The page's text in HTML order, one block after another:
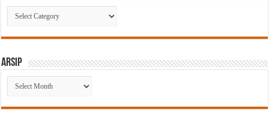
Kategori
Arsip
Arsip